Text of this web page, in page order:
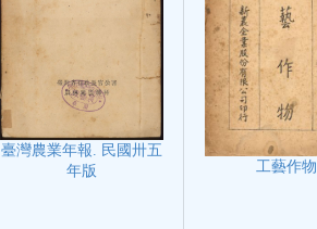
臺灣農業年報. 民國卅五
年版
工藝作物